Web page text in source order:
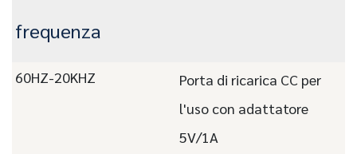
frequenza
60HZ-20KHZ
Porta di ricarica CC per
l'uso con adattatore
5V/1A